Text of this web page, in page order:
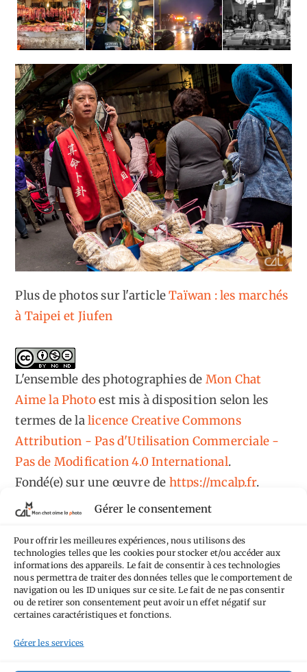
Gérer le consentement
Pour offrir les meilleures expériences, nous utilisons des
technologies telles que les cookies pour stocker et/ou accéder aux
informations des appareils. Le fait de consentir à ces technologies
nous permettra de traiter des données telles que le comportement de
navigation ou les ID uniques sur ce site. Le fait de ne pas consentir
ou de retirer son consentement peut avoir un effet négatif sur
certaines caractéristiques et fonctions.
Gérer les services
Plus de photos sur l'articleTaïwan : les marchés
à Taipei et Jiufen
L'ensemble des photographiesde Mon Chat
Aime la Photoest mis à disposition selon les
termes de lalicence Creative Commons
Attribution - Pas d'Utilisation Commerciale -
Pas de Modification 4.0 International.
Fondé(e) sur une œuvre de https://mcalp.fr.
Tags
AilleursAimez-vous bordel Allemagne
Anti tourisme